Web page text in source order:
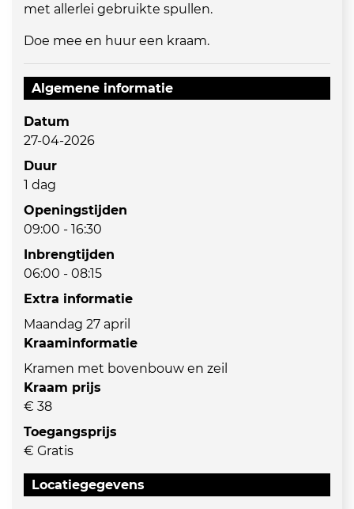
met allerlei gebruikte spullen.
Doe mee en huur een kraam.
Algemene informatie
Datum
27-04-2026
Duur
1 dag
Openingstijden
09:00 - 16:30
Inbrengtijden
06:00 - 08:15
Extra informatie
Maandag 27 april
Kraaminformatie
Kramen met bovenbouw en zeil
Kraam prijs
€ 38
Toegangsprijs
€ Gratis
Locatiegegevens